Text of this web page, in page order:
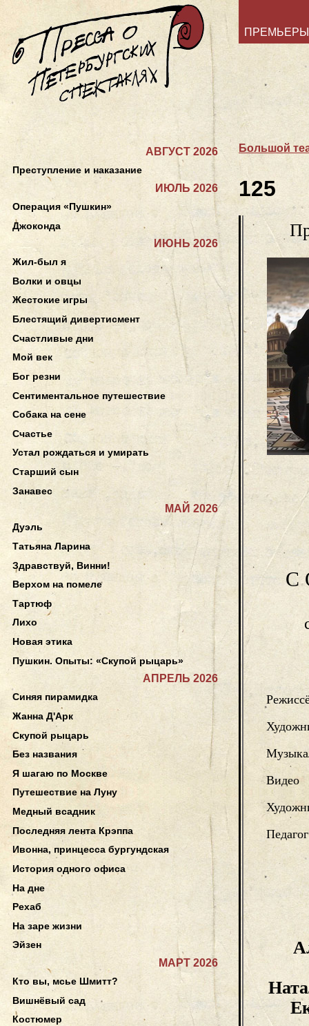
ПРЕМЬЕРЫ
Большой
125
С
Видео
АВГУСТ 2026
Преступление и наказание
ИЮЛЬ 2026
Операция «Пушкин»
Джоконда
ИЮНЬ 2026
Жил-был я
Волки и овцы
Жестокие игры
Блестящий дивертисмент
Счастливые дни
Мой век
Бог резни
Сентиментальное путешествие
Собака на сене
Счастье
Устал рождаться и умирать
Старший сын
Занавес
МАЙ 2026
Дуэль
Татьяна Ларина
Здравствуй, Винни!
Верхом на помеле
Тартюф
Лихо
Новая этика
Пушкин. Опыты: «Скупой рыцарь»
АПРЕЛЬ 2026
Синяя пирамидка
Жанна Д'Арк
Скупой рыцарь
Без названия
Я шагаю по Москве
Путешествие на Луну
Медный всадник
Последняя лента Крэппа
Ивонна, принцесса бургундская
История одного офиса
На дне
Рехаб
На заре жизни
Эйзен
МАРТ 2026
Кто вы, мсье Шмитт?
Вишнёвый сад
Костюмер